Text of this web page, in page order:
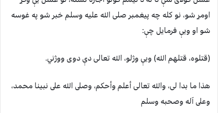
اومړ شو، نو کله چه پیغمبر صلی الله علیه وسلم خبر شو په غوسه
شو او ويې فرمایل چې:
(قتلوه، قتلهم الله) ويې وژلو، الله تعالی دې دوی ووژني.
ه‍‍ذا ما بدا لی، والله تعالی أعلم وأحكم، وصلى الله على نبينا محمد،
وعلى آله وصحبه وسلم